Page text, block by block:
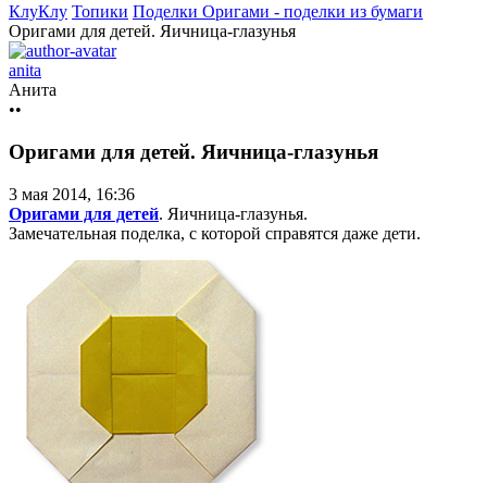
КлуКлу Топики Поделки Оригами - поделки из бумаги
Оригами для детей. Яичница-глазунья
anita
Анита
••
Оригами для детей. Яичница-глазунья
3 мая 2014, 16:36
Оригами для детей. Яичница-глазунья.
Замечательная поделка, с которой справятся даже дети.